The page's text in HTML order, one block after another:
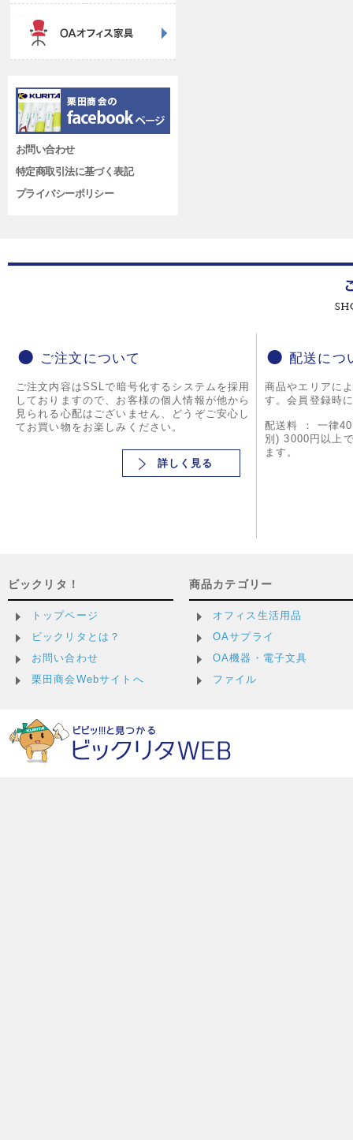
お問い合わせ
特定商取引法に基づく表記
プライバシーポリシー
ご注文について
ご注文内容はSSLで暗号化するシステムを採用
しておりますので、お客様の個人情報が他から
見られる心配はございません、どうぞご安心し
てお買い物をお楽しみください。
詳しく見る
配送につ
商品やエリアに
す。会員登録時
配送料 ： 一律
別) 3000円以上
ます。
ビックリタ！
トップページ
ビックリタとは？
お問い合わせ
栗田商会Webサイトへ
商品カテゴリー
オフィス生活用品
OAサプライ
OA機器・電子文具
ファイル